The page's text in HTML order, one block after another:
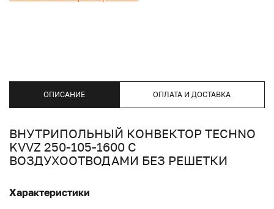
ОПИСАНИЕ ОПЛАТА И ДОСТАВКА
ВНУТРИПОЛЬНЫЙ КОНВЕКТОР TECHNO
KVVZ 250-105-1600 С
ВОЗДУХООТВОДАМИ БЕЗ РЕШЕТКИ
Характеристики